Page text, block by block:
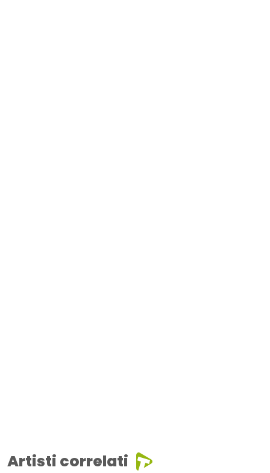
Artisti correlati